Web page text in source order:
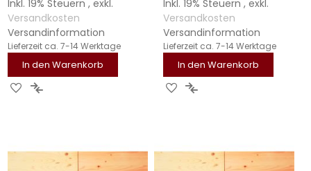
Inkl. 19% Steuern , exkl.
Versandkosten
Versandinformation
Lieferzeit ca. 7-14 Werktage
In den Warenkorb
ZURZUR
Inkl. 19% Steuern , exkl.
Versandkosten
Versandinformation
Lieferzeit ca. 7-14 Werktage
In den Warenkorb
ZURZUR